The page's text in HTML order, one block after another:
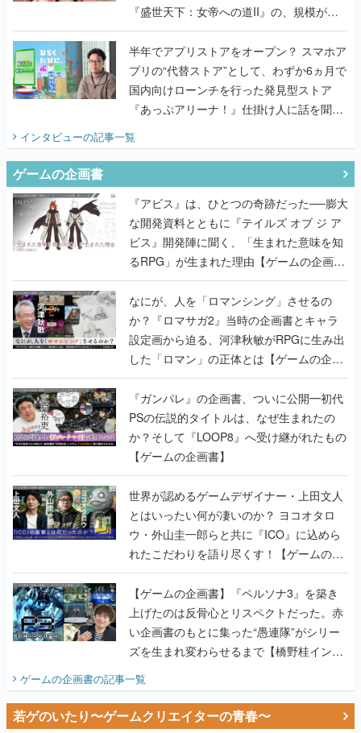
プリの“代替ストア”として、わずか6ヵ月で
国内向けローンチを行った発見型ストア
『あっぷアリーナ！』仕掛け人に話を聞い
てみた
インタビューの記事一覧
『アビス』は、ひとつの奇跡だった──膨大
な開発資料とともに『テイルズ オブ ジ ア
るRPG」が生まれた理由【ゲームの企画
書】
なにが、人を「ロマンシング」させるの
か？『ロマサガ2』当時の企画書とキャラ
設定画から迫る、河津秋敏がRPGに生み出
した「ロマン」の正体とは【ゲームの企画
書】
『ガンパレ』の企画書、ついに公開━初代
PSの伝説的タイトルは、なぜ生まれたの
か？そして『LOOP8』へ受け継がれたもの
【ゲームの企画書】
世界が認めるゲームデザイナー・上田文人
とはいったい何が凄いのか？ ヨコオタロ
ウ・外山圭一郎らと共に『ICO』に込めら
れたこだわりを語り尽くす！【ゲームの企
画書】
【ゲームの企画書】『ペルソナ3』を築き
上げたのは反骨心とリスペクトだった。赤
い企画書のもとに集った“愚連隊”がシリー
ズを生まれ変わらせるまで【橋野桂インタ
ビュー】
ゲームの企画書の記事一覧
若ゲのいたり〜ゲームクリエイターの青春〜
田中圭一のゲーム業界取材マンガ『若ゲの
いたり』第2巻が発売。『ポケモン』田尻
智さん、『ゼビウス』遠藤雅伸さんらの貴